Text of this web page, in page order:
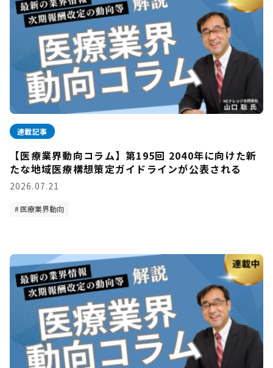
連載記事
【医療業界動向コラム】第195回 2040年に向けた新
たな地域医療構想策定ガイドラインが公表される
2026.07.21
医療業界動向